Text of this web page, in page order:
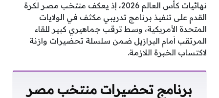
نهائيات كأس العالم 2026، إذ يعكف منتخب مصر لكرة
القدم على تنفيذ برنامج تدريبي مكثف في الولايات
المتحدة الأمريكية، وسط ترقب جماهيري كبير للقاء
المرتقب أمام البرازيل ضمن سلسلة تحضيرات وازنة
لاكتساب الخبرة اللازمة.
برنامج تحضيرات منتخب مصر